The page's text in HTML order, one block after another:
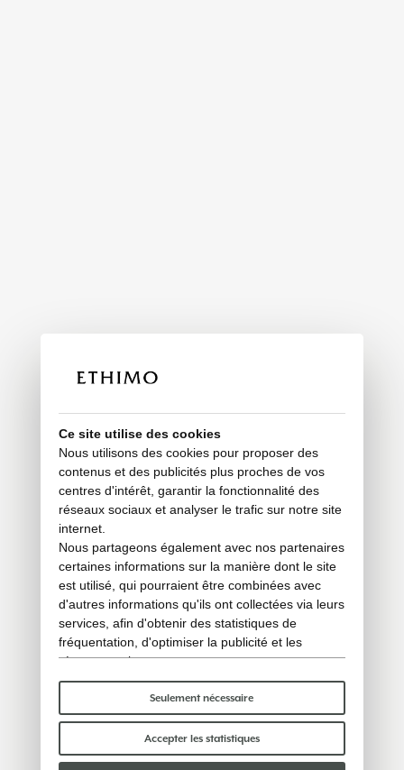
Ce site utilise des cookies
Nous utilisons des cookies pour proposer des
contenus et des publicités plus proches de vos
centres d'intérêt, garantir la fonctionnalité des
réseaux sociaux et analyser le trafic sur notre site
internet.
Nous partageons également avec nos partenaires
certaines informations sur la manière dont le site
est utilisé, qui pourraient être combinées avec
d'autres informations qu'ils ont collectées via leurs
services, afin d'obtenir des statistiques de
fréquentation, d'optimiser la publicité et les
réseaux sociaux.
Certains cookies « techniques » sont
indispensables au bon fonctionnement du site et
ne traitent ni ne partagent aucune donnée
personnelle avec des tiers. Pour en savoir plus,
vous pouvez consulter notrepolitique en matière
Seulement nécessaire
Accepter les statistiques